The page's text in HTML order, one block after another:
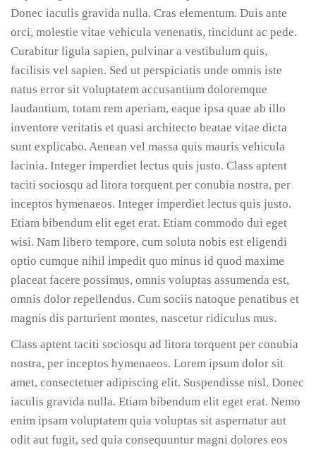
Donec iaculis gravida nulla. Cras elementum. Duis ante
orci, molestie vitae vehicula venenatis, tincidunt ac pede.
Curabitur ligula sapien, pulvinar a vestibulum quis,
facilisis vel sapien. Sed ut perspiciatis unde omnis iste
natus error sit voluptatem accusantium doloremque
laudantium, totam rem aperiam, eaque ipsa quae ab illo
inventore veritatis et quasi architecto beatae vitae dicta
sunt explicabo. Aenean vel massa quis mauris vehicula
lacinia. Integer imperdiet lectus quis justo. Class aptent
taciti sociosqu ad litora torquent per conubia nostra, per
inceptos hymenaeos. Integer imperdiet lectus quis justo.
Etiam bibendum elit eget erat. Etiam commodo dui eget
wisi. Nam libero tempore, cum soluta nobis est eligendi
optio cumque nihil impedit quo minus id quod maxime
placeat facere possimus, omnis voluptas assumenda est,
omnis dolor repellendus. Cum sociis natoque penatibus et
magnis dis parturient montes, nascetur ridiculus mus.
Class aptent taciti sociosqu ad litora torquent per conubia
nostra, per inceptos hymenaeos. Lorem ipsum dolor sit
amet, consectetuer adipiscing elit. Suspendisse nisl. Donec
iaculis gravida nulla. Etiam bibendum elit eget erat. Nemo
enim ipsam voluptatem quia voluptas sit aspernatur aut
odit aut fugit, sed quia consequuntur magni dolores eos